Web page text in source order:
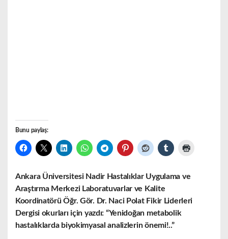
Bunu paylaş:
Ankara Üniversitesi Nadir Hastalıklar Uygulama ve
Araştırma Merkezi Laboratuvarlar ve Kalite
Koordinatörü Öğr. Gör. Dr. Naci Polat Fikir Liderleri
Dergisi okurları için yazdı: “Yenidoğan metabolik
hastalıklarda biyokimyasal analizlerin önemi!..”